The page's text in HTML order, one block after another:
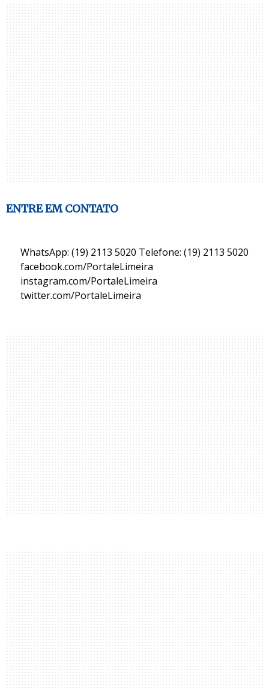
ENTRE EM CONTATO
WhatsApp: (19) 2113 5020 Telefone: (19) 2113 5020
facebook.com/PortaleLimeira
instagram.com/PortaleLimeira
twitter.com/PortaleLimeira